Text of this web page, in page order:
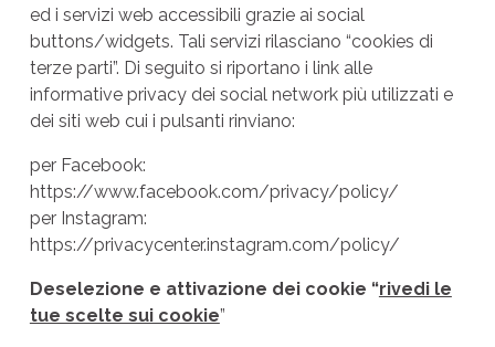
ed i servizi web accessibili grazie ai social
buttons/widgets. Tali servizi rilasciano “cookies di
terze parti”. Di seguito si riportano i link alle
informative privacy dei social network più utilizzati e
dei siti web cui i pulsanti rinviano:
per Facebook:
https://www.facebook.com/privacy/policy/
per Instagram:
https://privacycenter.instagram.com/policy/
Deselezione e attivazione dei cookie “rivedi le
tue scelte sui cookie”